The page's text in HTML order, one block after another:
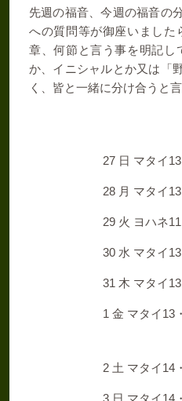
先週の福音、今週の福音の
への質問等が御座いました
章、何節と言う事を明記し
か、イニシャルとか又は「
く、皆と一緒に分け合うと
27 日 マタイ13
28 月 マタイ13
29 火 ヨハネ11
30 水 マタイ13
31 木 マタイ13
1金 マタイ13 ・
2 土 マタイ14
3 日 マタイ14 ・